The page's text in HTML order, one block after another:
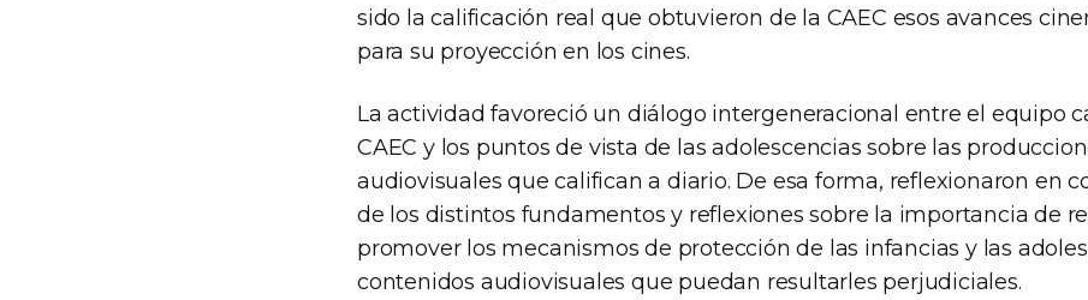
sido la calificación real que obtuvieron de la CAEC esos avances
para su proyección en los cines.
La actividad favoreció un diálogo intergeneracional entre el equipo
CAEC y los puntos de vista de las adolescencias sobre las
audiovisuales que califican a diario. De esa forma, reflexionaron en
de los distintos fundamentos y reflexiones sobre la importancia de
promover los mecanismos de protección de las infancias y las
contenidos audiovisuales que puedan resultarles perjudiciales.